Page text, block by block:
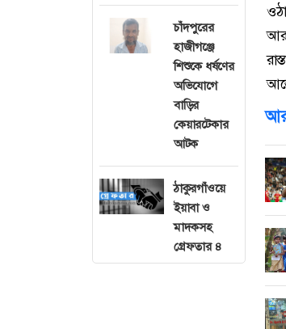
চাঁদপুরের
হাজীগঞ্জে
শিশুকে ধর্ষণের
অভিযোগে
বাড়ির
কেয়ারটেকার
আটক
ঠাকুরগাঁওয়ে
ইয়াবা ও
মাদকসহ
গ্রেফতার ৪